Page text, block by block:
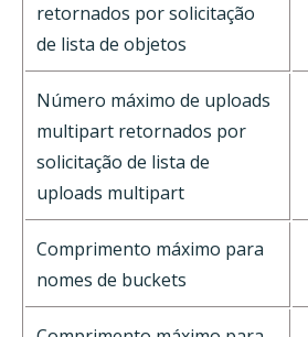
retornados por solicitação
de lista de objetos
Número máximo de uploads
multipart retornados por
solicitação de lista de
uploads multipart
Comprimento máximo para
nomes de buckets